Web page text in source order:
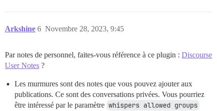
Arkshine Novembre 28, 2023, 9:45
6
Par notes de personnel, faites-vous référence à ce plugin : Discourse
User Notes ?
Les murmures sont des notes que vous pouvez ajouter aux
publications. Ce sont des conversations privées. Vous pourriez
être intéressé par le paramètre whispers allowed groups